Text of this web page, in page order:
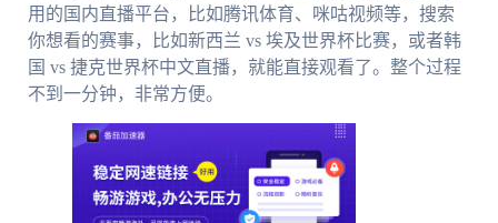
用的国内直播平台，比如腾讯体育、咪咕视频等，搜索
你想看的赛事，比如新西兰 vs 埃及世界杯比赛，或者韩
国 vs 捷克世界杯中文直播，就能直接观看了。整个过程
不到一分钟，非常方便。